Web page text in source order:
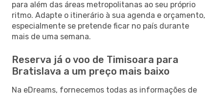
para além das áreas metropolitanas ao seu próprio
ritmo. Adapte o itinerário à sua agenda e orçamento,
especialmente se pretende ficar no país durante
mais de uma semana.
Reserva já o voo de Timisoara para
Bratislava a um preço mais baixo
Na eDreams, fornecemos todas as informações de